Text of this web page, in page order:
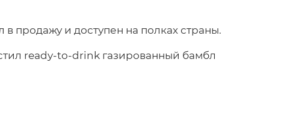
продажу и доступен на полках страны.